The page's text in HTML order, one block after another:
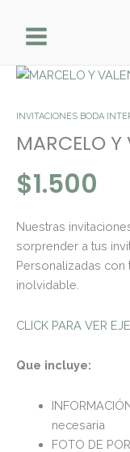
contenido
INVITACIONES BODA
MARCELO Y
$1.500
Nuestras
sorprender a tus
Personalizadas con
inolvidable.
CLICK PARA VER
Que incluye:
necesaria
FOTO DE
MARCELO
VALENTINA